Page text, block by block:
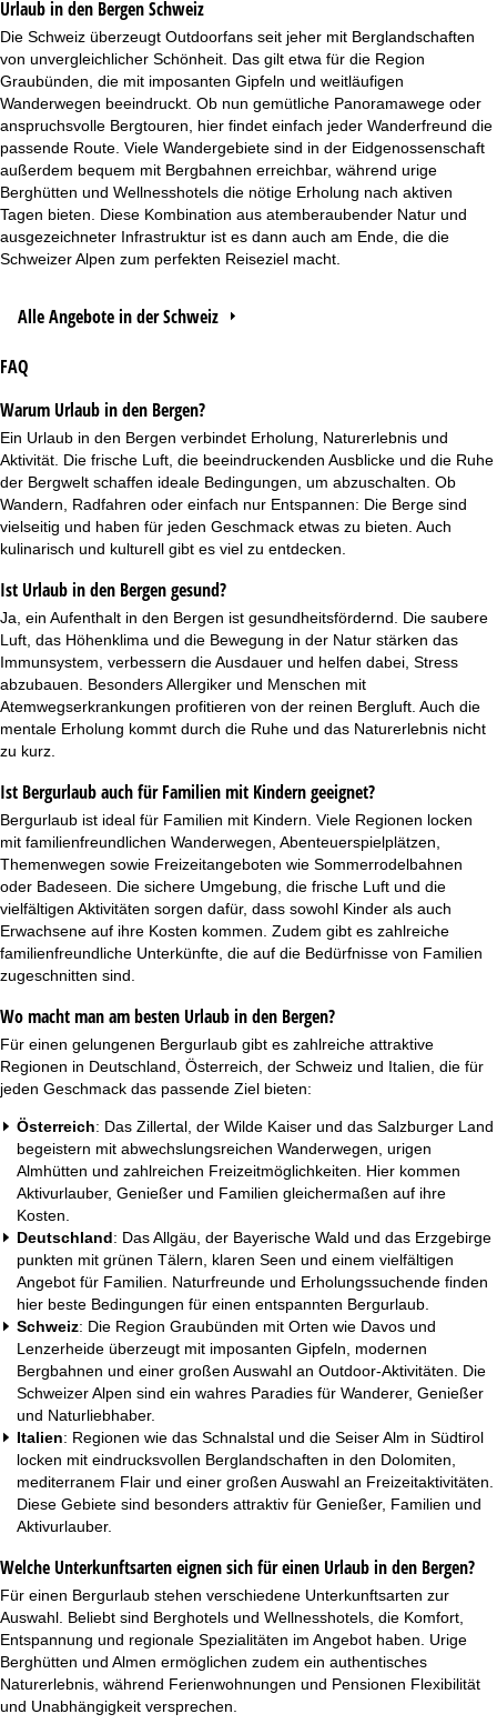
Urlaub in den Bergen Schweiz
Die Schweiz überzeugt Outdoorfans seit jeher mit Berglandschaften
von unvergleichlicher Schönheit. Das gilt etwa für die Region
Graubünden, die mit imposanten Gipfeln und weitläufigen
Wanderwegen beeindruckt. Ob nun gemütliche Panoramawege oder
anspruchsvolle Bergtouren, hier findet einfach jeder Wanderfreund die
passende Route. Viele Wandergebiete sind in der Eidgenossenschaft
außerdem bequem mit Bergbahnen erreichbar, während urige
Berghütten und Wellnesshotels die nötige Erholung nach aktiven
Tagen bieten. Diese Kombination aus atemberaubender Natur und
ausgezeichneter Infrastruktur ist es dann auch am Ende, die die
Schweizer Alpen zum perfekten Reiseziel macht.
Alle Angebote in der Schweiz
FAQ
Warum Urlaub in den Bergen?
Ein Urlaub in den Bergen verbindet Erholung, Naturerlebnis und
Aktivität. Die frische Luft, die beeindruckenden Ausblicke und die Ruhe
der Bergwelt schaffen ideale Bedingungen, um abzuschalten. Ob
Wandern, Radfahren oder einfach nur Entspannen: Die Berge sind
vielseitig und haben für jeden Geschmack etwas zu bieten. Auch
kulinarisch und kulturell gibt es viel zu entdecken.
Ist Urlaub in den Bergen gesund?
Ja, ein Aufenthalt in den Bergen ist gesundheitsfördernd. Die saubere
Luft, das Höhenklima und die Bewegung in der Natur stärken das
Immunsystem, verbessern die Ausdauer und helfen dabei, Stress
abzubauen. Besonders Allergiker und Menschen mit
Atemwegserkrankungen profitieren von der reinen Bergluft. Auch die
mentale Erholung kommt durch die Ruhe und das Naturerlebnis nicht
zu kurz.
Ist Bergurlaub auch für Familien mit Kindern geeignet?
Bergurlaub ist ideal für Familien mit Kindern. Viele Regionen locken
mit familienfreundlichen Wanderwegen, Abenteuerspielplätzen,
Themenwegen sowie Freizeitangeboten wie Sommerrodelbahnen
oder Badeseen. Die sichere Umgebung, die frische Luft und die
vielfältigen Aktivitäten sorgen dafür, dass sowohl Kinder als auch
Erwachsene auf ihre Kosten kommen. Zudem gibt es zahlreiche
familienfreundliche Unterkünfte, die auf die Bedürfnisse von Familien
zugeschnitten sind.
Wo macht man am besten Urlaub in den Bergen?
Für einen gelungenen Bergurlaub gibt es zahlreiche attraktive
Regionen in Deutschland, Österreich, der Schweiz und Italien, die für
jeden Geschmack das passende Ziel bieten:
Österreich: Das Zillertal, der Wilde Kaiser und das Salzburger Land
begeistern mit abwechslungsreichen Wanderwegen, urigen
Almhütten und zahlreichen Freizeitmöglichkeiten. Hier kommen
Aktivurlauber, Genießer und Familien gleichermaßen auf ihre
Kosten.
Deutschland: Das Allgäu, der Bayerische Wald und das Erzgebirge
punkten mit grünen Tälern, klaren Seen und einem vielfältigen
Angebot für Familien. Naturfreunde und Erholungssuchende finden
hier beste Bedingungen für einen entspannten Bergurlaub.
Schweiz: Die Region Graubünden mit Orten wie Davos und
Lenzerheide überzeugt mit imposanten Gipfeln, modernen
Bergbahnen und einer großen Auswahl an Outdoor-Aktivitäten. Die
Schweizer Alpen sind ein wahres Paradies für Wanderer, Genießer
und Naturliebhaber.
Italien: Regionen wie das Schnalstal und die Seiser Alm in Südtirol
locken mit eindrucksvollen Berglandschaften in den Dolomiten,
mediterranem Flair und einer großen Auswahl an Freizeitaktivitäten.
Diese Gebiete sind besonders attraktiv für Genießer, Familien und
Aktivurlauber.
Welche Unterkunftsarten eignen sich für einen Urlaub in den Bergen?
Für einen Bergurlaub stehen verschiedene Unterkunftsarten zur
Auswahl. Beliebt sind Berghotels und Wellnesshotels, die Komfort,
Entspannung und regionale Spezialitäten im Angebot haben. Urige
Berghütten und Almen ermöglichen zudem ein authentisches
Naturerlebnis, während Ferienwohnungen und Pensionen Flexibilität
und Unabhängigkeit versprechen.